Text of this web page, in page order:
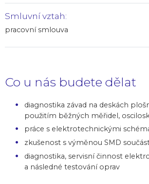
Smluvní vztah:
pracovní smlouva
Co u nás budete dělat
diagnostika závad na deskách
použitím běžných měřidel,
práce s elektrotechnickými
zkušenost s výměnou SMD
diagnostika, servisní činnost
a následné testování oprav